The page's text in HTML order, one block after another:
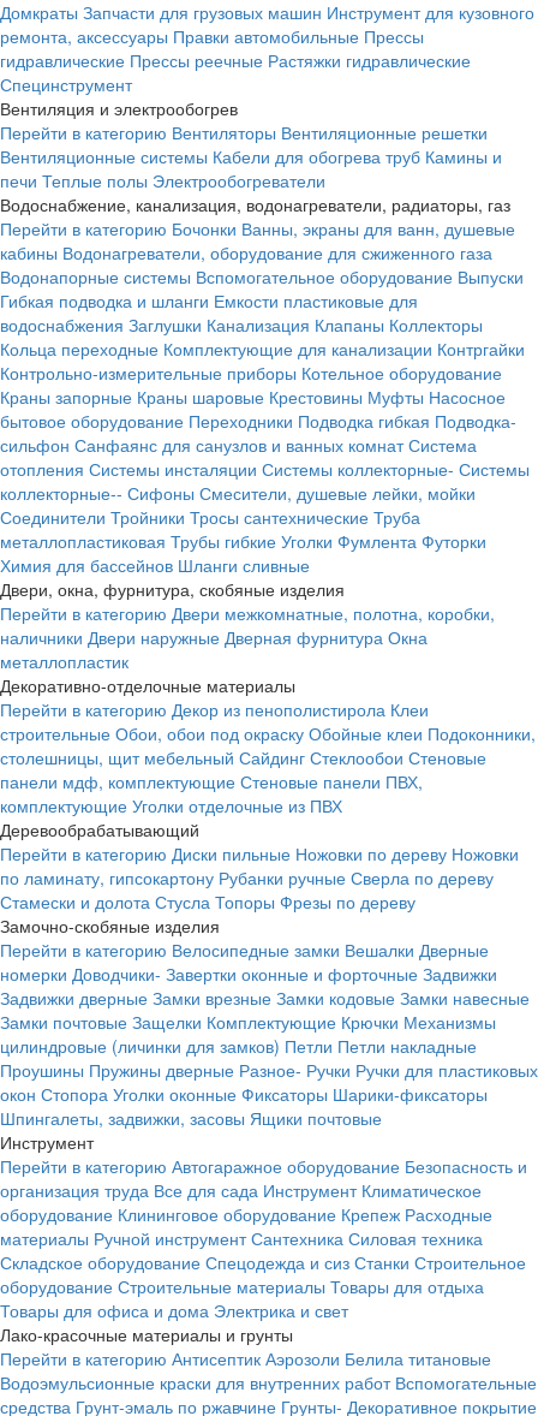
Домкраты Запчасти для грузовых машин Инструмент для кузовного
ремонта, аксессуары Правки автомобильные Прессы
гидравлические Прессы реечные Растяжки гидравлические
Специнструмент
Вентиляция и электрообогрев
Перейти в категорию Вентиляторы Вентиляционные решетки
Вентиляционные системы Кабели для обогрева труб Камины и
печи Теплые полы Электрообогреватели
Водоснабжение, канализация, водонагреватели, радиаторы, газ
Перейти в категорию Бочонки Ванны, экраны для ванн, душевые
кабины Водонагреватели, оборудование для сжиженного газа
Водонапорные системы Вспомогательное оборудование Выпуски
Гибкая подводка и шланги Емкости пластиковые для
водоснабжения Заглушки Канализация Клапаны Коллекторы
Кольца переходные Комплектующие для канализации Контргайки
Контрольно-измерительные приборы Котельное оборудование
Краны запорные Краны шаровые Крестовины Муфты Насосное
бытовое оборудование Переходники Подводка гибкая Подводка-
сильфон Санфаянс для санузлов и ванных комнат Система
отопления Системы инсталяции Системы коллекторные- Системы
коллекторные-- Сифоны Смесители, душевые лейки, мойки
Соединители Тройники Тросы сантехнические Труба
металлопластиковая Трубы гибкие Уголки Фумлента Футорки
Химия для бассейнов Шланги сливные
Двери, окна, фурнитура, скобяные изделия
Перейти в категорию Двери межкомнатные, полотна, коробки,
наличники Двери наружные Дверная фурнитура Окна
металлопластик
Декоративно-отделочные материалы
Перейти в категорию Декор из пенополистирола Клеи
строительные Обои, обои под окраску Обойные клеи Подоконники,
столешницы, щит мебельный Сайдинг Стеклообои Стеновые
панели мдф, комплектующие Стеновые панели ПВХ,
комплектующие Уголки отделочные из ПВХ
Деревообрабатывающий
Перейти в категорию Диски пильные Ножовки по дереву Ножовки
по ламинату, гипсокартону Рубанки ручные Сверла по дереву
Стамески и долота Стусла Топоры Фрезы по дереву
Замочно-скобяные изделия
Перейти в категорию Велосипедные замки Вешалки Дверные
номерки Доводчики- Завертки оконные и форточные Задвижки
Задвижки дверные Замки врезные Замки кодовые Замки навесные
Замки почтовые Защелки Комплектующие Крючки Механизмы
цилиндровые (личинки для замков) Петли Петли накладные
Проушины Пружины дверные Разное- Ручки Ручки для пластиковых
окон Стопора Уголки оконные Фиксаторы Шарики-фиксаторы
Шпингалеты, задвижки, засовы Ящики почтовые
Инструмент
Перейти в категорию Автогаражное оборудование Безопасность и
организация труда Все для сада Инструмент Климатическое
оборудование Клининговое оборудование Крепеж Расходные
материалы Ручной инструмент Сантехника Силовая техника
Складское оборудование Спецодежда и сиз Станки Строительное
оборудование Строительные материалы Товары для отдыха
Товары для офиса и дома Электрика и свет
Лако-красочные материалы и грунты
Перейти в категорию Антисептик Аэрозоли Белила титановые
Водоэмульсионные краски для внутренних работ Вспомогательные
средства Грунт-эмаль по ржавчине Грунты- Декоративное покрытие